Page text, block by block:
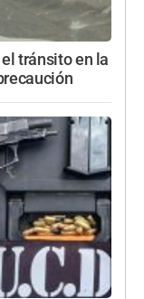
tránsito en la